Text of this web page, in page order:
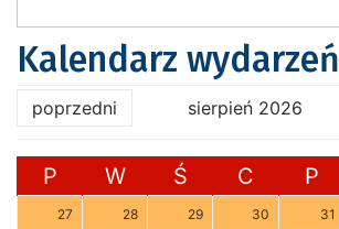
Kalendarz wydarzeń
poprzedni sierpień 2026
P W Ś C P
27 28 29 30 31